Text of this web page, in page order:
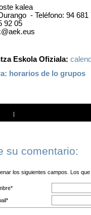
kalea
- Teléfono: 94
92 05
Eskola Ofiziala:
horarios de lo grupos
|
su comentario:
los siguientes campos. Los